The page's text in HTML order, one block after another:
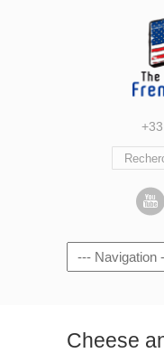
Navigation
Cheese